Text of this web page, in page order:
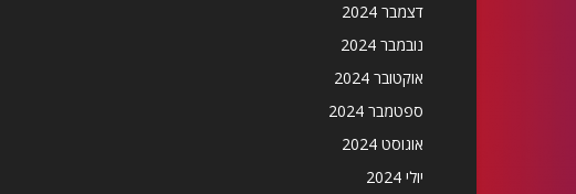
דצמבר 2024
נובמבר 2024
אוקטובר 2024
ספטמבר 2024
אוגוסט 2024
יולי 2024